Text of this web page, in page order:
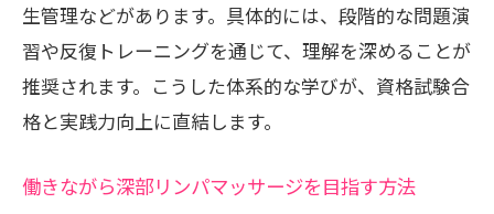
生管理などがあります。具体的には、段階的な問題演
習や反復トレーニングを通じて、理解を深めることが
推奨されます。こうした体系的な学びが、資格試験合
格と実践力向上に直結します。
働きながら深部リンパマッサージを目指す方法